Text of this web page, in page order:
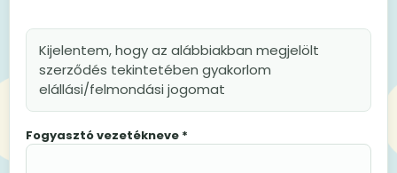
Kijelentem, hogy az alábbiakban megjelölt
szerződés tekintetében gyakorlom
elállási/felmondási jogomat
Fogyasztó vezetékneve *